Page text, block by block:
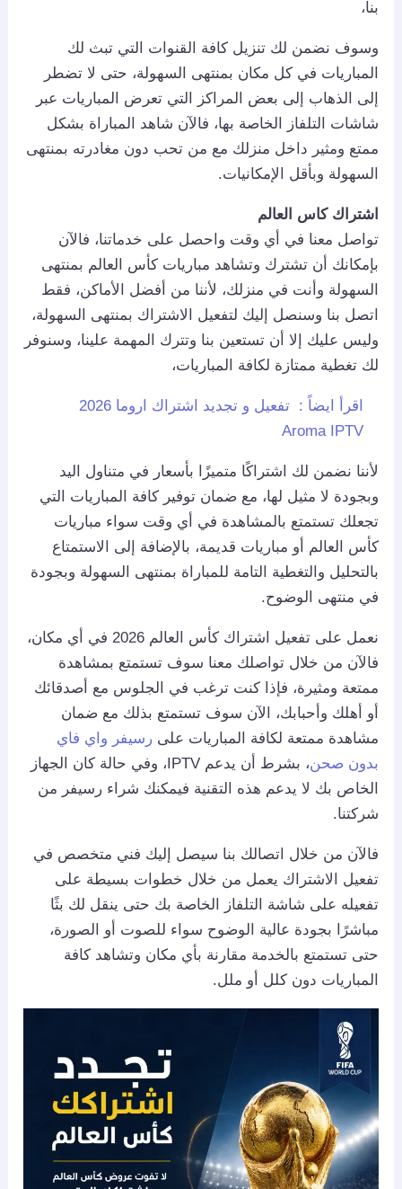
بنا،
وسوف نضمن لك تنزيل كافة القنوات التي تبث لك
المباريات في كل مكان بمنتهى السهولة، حتى لا تضطر
إلى الذهاب إلى بعض المراكز التي تعرض المباريات عبر
شاشات التلفاز الخاصة بها، فالآن شاهد المباراة بشكل
ممتع ومثير داخل منزلك مع من تحب دون مغادرته بمنتهى
السهولة وبأقل الإمكانيات.
اشتراك كاس العالم
تواصل معنا في أي وقت واحصل على خدماتنا، فالآن
بإمكانك أن تشترك وتشاهد مباريات كأس العالم بمنتهى
السهولة وأنت في منزلك، لأننا من أفضل الأماكن، فقط
اتصل بنا وسنصل إليك لتفعيل الاشتراك بمنتهى السهولة،
وليس عليك إلا أن تستعين بنا وتترك المهمة علينا، وسنوفر
لك تغطية ممتازة لكافة المباريات،
اقرأ ايضاً :
تفعيل و تجديد اشتراك اروما 2026
Aroma IPTV
لأننا نضمن لك اشتراكًا متميزًا بأسعار في متناول اليد
وبجودة لا مثيل لها، مع ضمان توفير كافة المباريات التي
تجعلك تستمتع بالمشاهدة في أي وقت سواء مباريات
كأس العالم أو مباريات قديمة، بالإضافة إلى الاستمتاع
بالتحليل والتغطية التامة للمباراة بمنتهى السهولة وبجودة
في منتهى الوضوح.
نعمل على تفعيل اشتراك كأس العالم 2026 في أي مكان،
فالآن من خلال تواصلك معنا سوف تستمتع بمشاهدة
ممتعة ومثيرة، فإذا كنت ترغب في الجلوس مع أصدقائك
أو أهلك وأحبابك، الآن سوف تستمتع بذلك مع ضمان
مشاهدة ممتعة لكافة المباريات علىرسيفر واي فاي
بدون صحن
، بشرط أن يدعم IPTV، وفي حالة كان الجهاز
الخاص بك لا يدعم هذه التقنية فيمكنك شراء رسيفر من
شركتنا.
فالآن من خلال اتصالك بنا سيصل إليك فني متخصص في
تفعيل الاشتراك يعمل من خلال خطوات بسيطة على
تفعيله على شاشة التلفاز الخاصة بك حتى ينقل لك بثًا
مباشرًا بجودة عالية الوضوح سواء للصوت أو الصورة،
حتى تستمتع بالخدمة مقارنة بأي مكان وتشاهد كافة
المباريات دون كلل أو ملل.